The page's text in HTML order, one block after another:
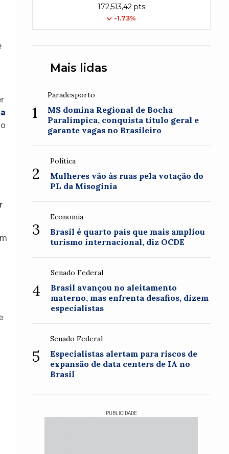
172,513,42 pts
-1.73%
Mais lidas
1
Paradesporto
MS domina Regional de Bocha
Paralímpica, conquista título geral e
garante vagas no Brasileiro
2
Política
Mulheres vão às ruas pela votação do
PL da Misoginia
3
Economia
Brasil é quarto país que mais ampliou
turismo internacional, diz OCDE
4
Senado Federal
Brasil avançou no aleitamento
materno, mas enfrenta desafios, dizem
especialistas
5
Senado Federal
Especialistas alertam para riscos de
expansão de data centers de IA no
Brasil
PUBLICIDADE